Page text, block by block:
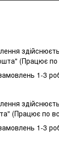
(Працює по
1-3
(Працює по
1-3